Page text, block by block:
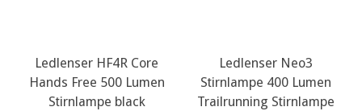
Ledlenser HF4R Core
Hands Free 500 Lumen
Stirnlampe black
Ledlenser Neo3
Stirnlampe 400 Lumen
Trailrunning Stirnlampe